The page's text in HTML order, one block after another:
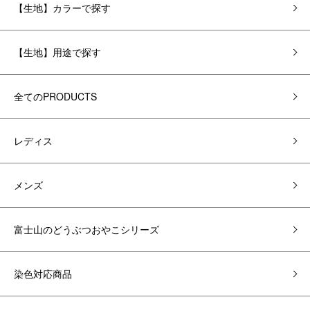
【生地】カラーで探す
【生地】用途で探す
全てのPRODUCTS
レディス
メンズ
富士山のどうぶつおやこシリーズ
染色対応商品